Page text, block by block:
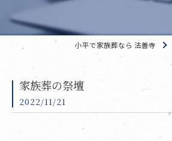
小平で家族葬なら 法善寺
家族葬の祭壇
2022/11/21